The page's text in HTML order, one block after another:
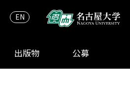
EN
出版物 公募